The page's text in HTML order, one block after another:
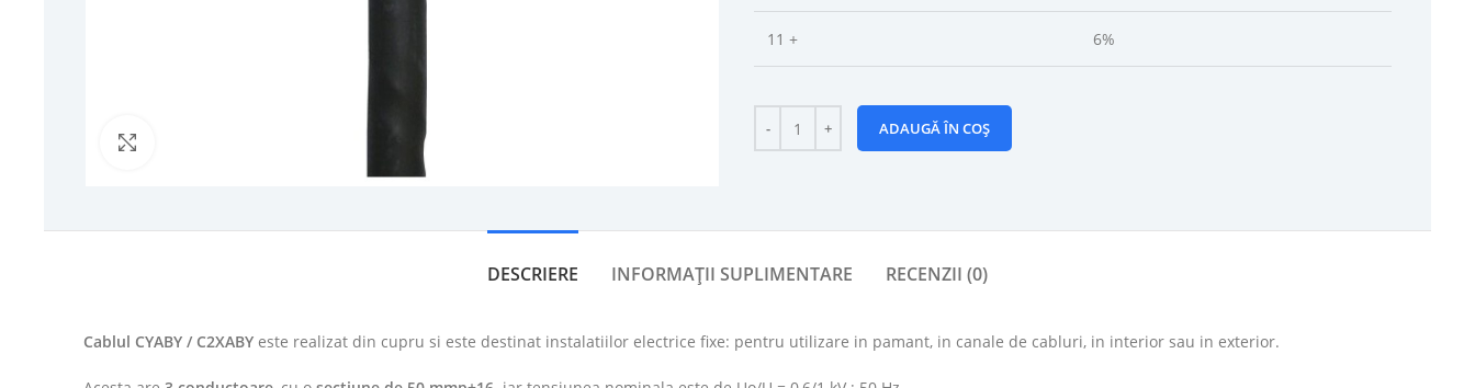
11 + 6%
ADAUGĂ ÎN COȘ
DESCRIERE INFORMAȚII SUPLIMENTARE RECENZII (0)
Cablul CYABY / C2XABY este realizat din cupru si este destinat instalatiilor electrice fixe: pentru utilizare in pamant, in canale de cabluri, in interior sau in exterior.